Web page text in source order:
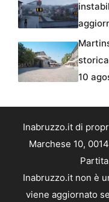
10
Inabruzzo.it di
Marchese 10,
Inabruzzo.it non è
viene aggiornato